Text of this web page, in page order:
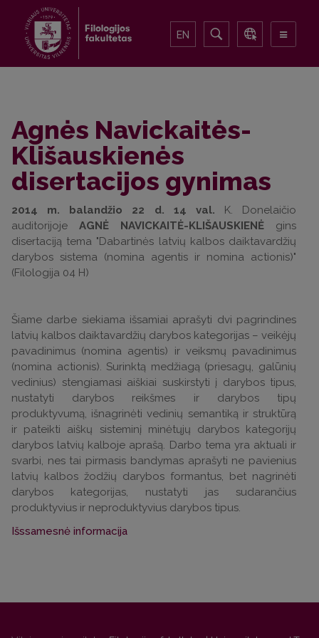
EN
Agnės Navickaitės-
Klišauskienės
disertacijos gynimas
2014 m. balandžio 22 d. 14 val. K. Donelaičio
auditorijoje AGNĖ NAVICKAITĖ-KLIŠAUSKIENĖ gins
disertaciją tema "Dabartinės latvių kalbos daiktavardžių
darybos sistema (nomina agentis ir nomina actionis)"
(Filologija 04 H)
Šiame darbe siekiama išsamiai aprašyti dvi pagrindines
latvių kalbos daiktavardžių darybos kategorijas – veikėjų
pavadinimus (nomina agentis) ir veiksmų pavadinimus
(nomina actionis). Surinktą medžiagą (priesagų, galūnių
vedinius) stengiamasi aiškiai suskirstyti į darybos tipus,
nustatyti darybos reikšmes ir darybos tipų
produktyvumą, išnagrinėti vedinių semantiką ir struktūrą
ir pateikti aiškų sisteminį minėtųjų darybos kategorijų
darybos latvių kalboje aprašą. Darbo tema yra aktuali ir
svarbi, nes tai pirmasis bandymas aprašyti ne pavienius
latvių kalbos žodžių darybos formantus, bet nagrinėti
darybos kategorijas, nustatyti jas sudarančius
produktyvius ir neproduktyvius darybos tipus.
Išssamesnė informacija